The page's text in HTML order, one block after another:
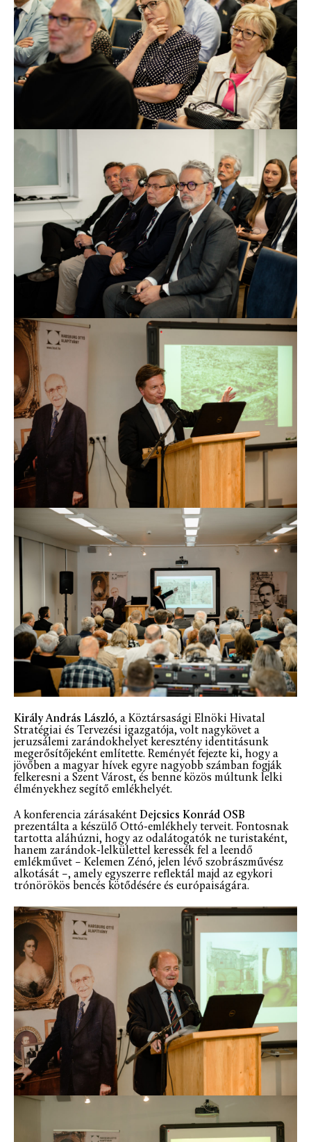
Király András László, a Köztársasági Elnöki Hivatal
Stratégiai és Tervezési igazgatója, volt nagykövet a
jeruzsálemi zarándokhelyet keresztény identitásunk
megerősítőjeként említette. Reményét fejezte ki, hogy a
jövőben a magyar hívek egyre nagyobb számban fogják
felkeresni a Szent Várost, és benne közös múltunk lelki
élményekhez segítő emlékhelyét.
A konferencia zárásaként Dejcsics Konrád OSB
prezentálta a készülő Ottó-emlékhely terveit. Fontosnak
tartotta aláhúzni, hogy az odalátogatók ne turistaként,
hanem zarándok-lelkülettel keressék fel a leendő
emlékművet – Kelemen Zénó, jelen lévő szobrászművész
alkotását –, amely egyszerre reflektál majd az egykori
trónörökös bencés kötődésére és európaiságára.